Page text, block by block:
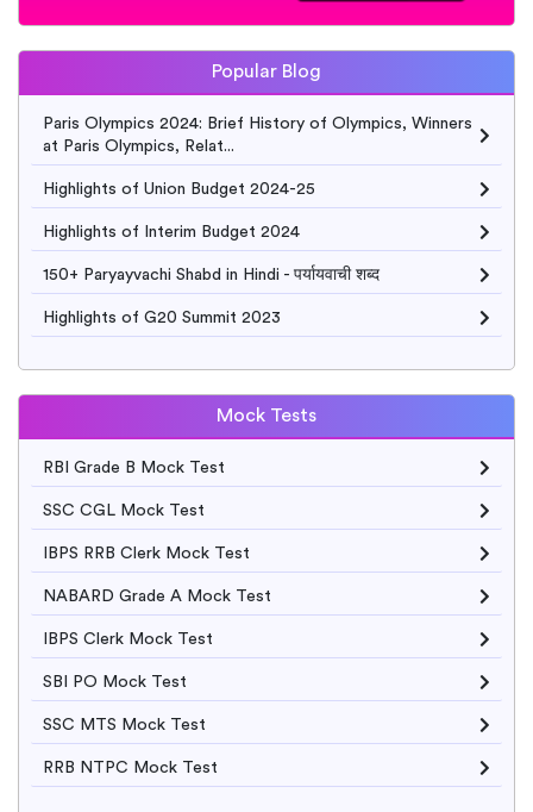
Popular Blog
Paris Olympics 2024: Brief History of Olympics, Winners
at Paris Olympics, Relat...
Highlights of Union Budget 2024-25
Highlights of Interim Budget 2024
150+ Paryayvachi Shabd in Hindi - पर्यायवाची शब्द
Highlights of G20 Summit 2023
Mock Tests
RBI Grade B Mock Test
SSC CGL Mock Test
IBPS RRB Clerk Mock Test
NABARD Grade A Mock Test
IBPS Clerk Mock Test
SBI PO Mock Test
SSC MTS Mock Test
RRB NTPC Mock Test